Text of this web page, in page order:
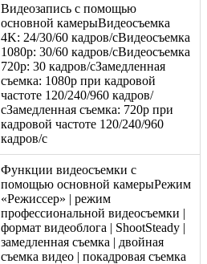
Видеозапись с помощью
основной камерыВидеосъемка
4K: 24/30/60 кадров/сВидеосъемка
1080p: 30/60 кадров/сВидеосъемка
720p: 30 кадров/сЗамедленная
съемка: 1080p при кадровой
частоте 120/240/960 кадров/
сЗамедленная съемка: 720p при
кадровой частоте 120/240/960
кадров/с
Функции видеосъемки с
помощью основной камерыРежим
«Режиссер» | режим
профессиональной видеосъемки |
формат видеоблога | ShootSteady |
замедленная съемка | двойная
съемка видео | покадровая съемка